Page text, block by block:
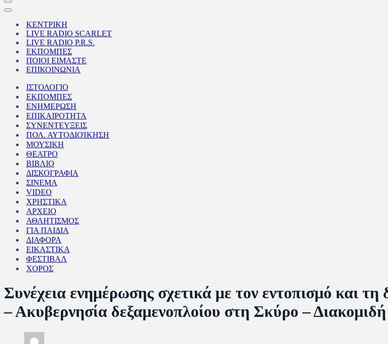
Μενού
πλοήγησης
Μενού
πλοήγησηςΚΕΝΤΡΙΚΗ
LIVE RADIO SCARLET
LIVE RADIO P.R.S.
ΕΚΠΟΜΠΕΣ
ΠΟΙΟΙ ΕΙΜΑΣΤΕ
ΕΠΙΚΟΙΝΩΝΙΑ
ΙΣΤΟΛΟΓΙΟ
ΕΚΠΟΜΠΕΣ
ΕΝΗΜΕΡΩΣΗ
ΕΠΙΚΑΙΡΟΤΗΤΑ
ΣΥΝΕΝΤΕΥΞΕΙΣ
ΠΟΛ. ΑΥΤΟΔΙΟΊΚΗΣΗ
ΜΟΥΣΙΚΗ
ΘΕΑΤΡΟ
ΒΙΒΛΙΟ
ΔΙΣΚΟΓΡΑΦΙΑ
ΣΙΝΕΜΑ
VIDEO
ΧΡΗΣΤΙΚΑ
ΑΡΧΕΙΟ
ΑΘΛΗΤΙΣΜΟΣ
ΓΙΑ ΠΑΙΔΙΑ
ΔΙΑΦΟΡΑ
ΕΙΚΑΣΤΙΚΑ
ΦΕΣΤΙΒΑΛ
ΧΟΡΟΣ
Συνέχεια ενημέρωσης σχετικά με τον εντοπισμό και
– Ακυβερνησία δεξαμενοπλοίου στη Σκύρο –